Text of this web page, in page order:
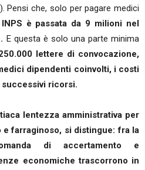
Pensi che, solo per pagare medici
è passata da 9 milioni nel
E questa è solo una parte minima
lettere di convocazione,
dipendenti coinvolti, i costi
ricorsi.
lentezza amministrativa per
e farraginoso, si distingue: fra la
di accertamento e
economiche trascorrono in